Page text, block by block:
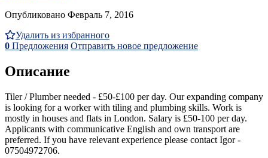
Опубликовано Февраль 7, 2016
Удалить из избранного
0 Предложения Отправить новое предложение
Описание
Tiler / Plumber needed - £50-£100 per day. Our expanding company
is looking for a worker with tiling and plumbing skills. Work is
mostly in houses and flats in London. Salary is £50-100 per day.
Applicants with communicative English and own transport are
preferred. If you have relevant experience please contact Igor -
07504972706.